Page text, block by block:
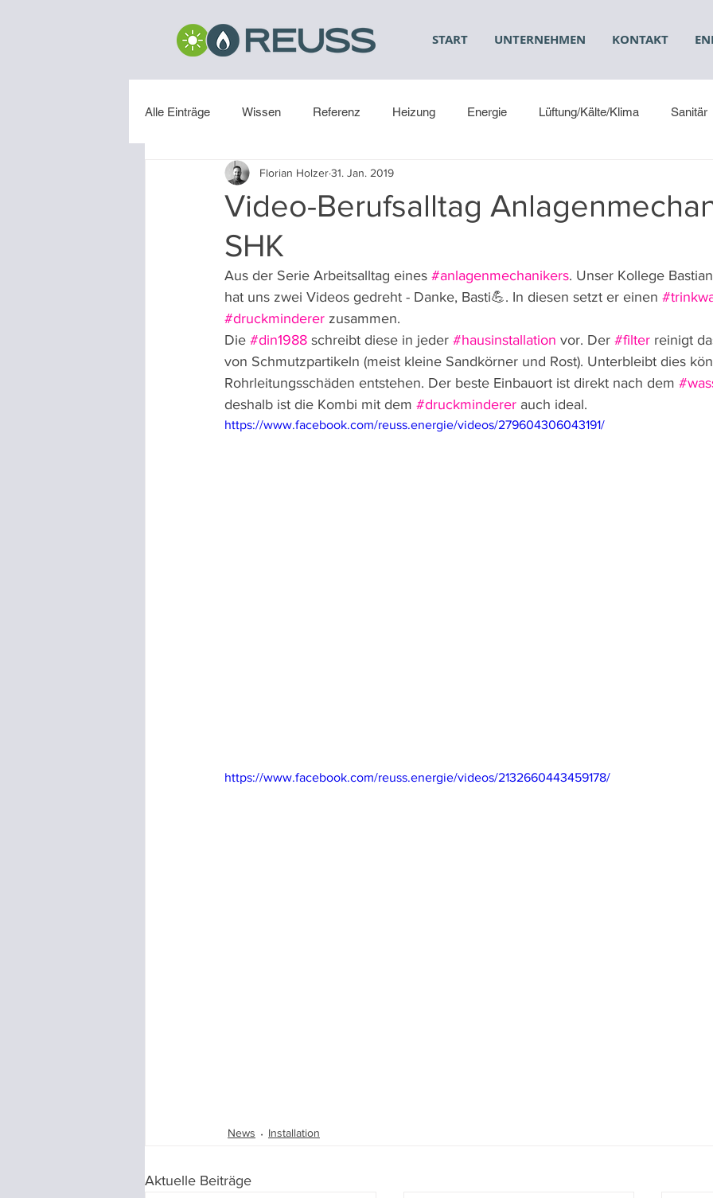
START UNTERNEHMEN KONTAKT
Alle Einträge Wissen Referenz Heizung Energie Lüftung/Kälte/Klima Sanitär
Installation
Video-Berufsalltag
SHK
Florian Holzer31. Jan. 2019
Aus der Serie Arbeitsalltag eines #anlagenmechanikers. Unser Kollege
hat uns zwei Videos gedreht - Danke, Basti💪. In diesen setzt er einen
#druckminderer zusammen.
Die #din1988 schreibt diese in jeder #hausinstallation vor. Der #filter reinigt
von Schmutzpartikeln (meist kleine Sandkörner und Rost). Unterbleibt dies
Rohrleitungsschäden entstehen. Der beste Einbauort ist direkt nach dem
deshalb ist die Kombi mit dem #druckminderer auch ideal.
https://www.facebook.com/reuss.energie/videos/279604306043191/
https://www.facebook.com/reuss.energie/videos/2132660443459178/
News Installation
Aktuelle Beiträge